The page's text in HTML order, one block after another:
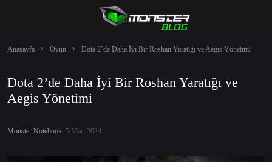
Anasayfa > Oyun > Dota 2’de Daha İyi Bir Roshan Yaratığı ve Aegis Yönetimi
Dota 2’de Daha İyi Bir Roshan Yaratığı ve
Aegis Yönetimi
Monster Notebook 5 Mart 2024